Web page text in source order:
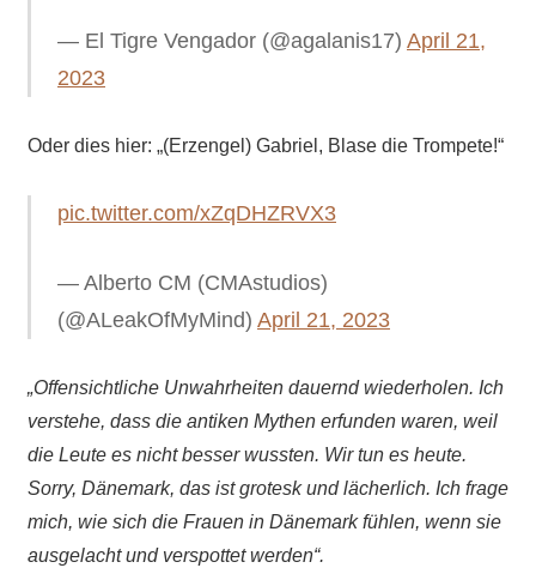
— El Tigre Vengador (@agalanis17) April 21,
2023
Oder dies hier: „(Erzengel) Gabriel, Blase die Trompete!“
pic.twitter.com/xZqDHZRVX3
— Alberto CM (CMAstudios)
(@ALeakOfMyMind) April 21, 2023
„Offensichtliche Unwahrheiten dauernd wiederholen. Ich
verstehe, dass die antiken Mythen erfunden waren, weil
die Leute es nicht besser wussten. Wir tun es heute.
Sorry, Dänemark, das ist grotesk und lächerlich. Ich frage
mich, wie sich die Frauen in Dänemark fühlen, wenn sie
ausgelacht und verspottet werden“.